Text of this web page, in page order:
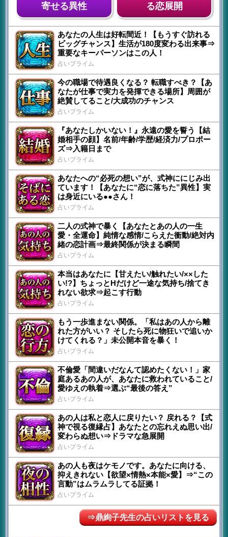
寄せる異性
る恋展開
あなたの人生は好転間近！【もうすぐ訪れる
ビッグチャンス】生活が180度変わる出来事⇒
重要なキーパーソンはこの人！
占いプライム
今の職場で待遇良くなる？ 転職すべき？【あ
なたが仕事で実力を発揮できる場所】周囲が
絶賛してること/大成功のチャンス
占いプライム
『あなたしかいない！』永遠の愛を誓う【結
婚相手の顔】名前/年齢/学歴/経済力/プロポー
ズ⇒入籍日まで
占いプライム
あなたへの“必死の想い”が、式神ににじみ出
ています！【あなたに“恋に落ちた”異性】実
は身近にいる●●さん！
占いプライム
二人の式神で暴く【あなたとあの人の一生
愛・全運命】純情な感情/こらえた衝動/絶対内
緒の恋計画⇒最終関係が決まる瞬間
占いプライム
本当はあなたに【甘えたい/触れたい/××した
い!?】ちょっとHだけど一途な気持ち/捨てき
れない欲求⇒起こす行動
占いプライム
もう一歩進まない関係。「私はあの人から離
れた方がいい？ そしたら死に物狂いで追いか
けてくれる？」未公開本音を暴く！
占いプライム
不倫愛「間違いだなんて認めたくない！」家
庭あるあの人が、あなたに救われていること/
愛ゆえの執着⇒選ぶ“最後の答え”
占いプライム
あの人は私と恋人に戻りたい？ 戻れる？【式
神で視る復縁占】あなたとの忘れえぬ思い出/
変わらぬ想い⇒ドラマな急展開
占いプライム
あの人も夜はケモノです。あなたに向ける、
抑えきれない【欲望×情熱×本能×愛】⇒“この
言動”はムラムラしてる証拠！
占いプライム
⇒鼎絢子先生の占いリストを見る